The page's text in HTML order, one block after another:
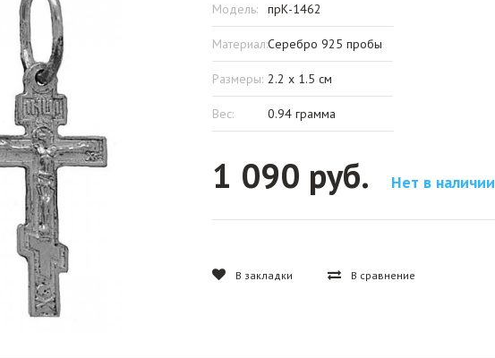
Модель: прК-1462
Материал:Серебро 925 пробы
Размеры: 2.2 x 1.5 см
Вес: 0.94 грамма
1 090 руб. Нет в наличии
В закладки В сравнение